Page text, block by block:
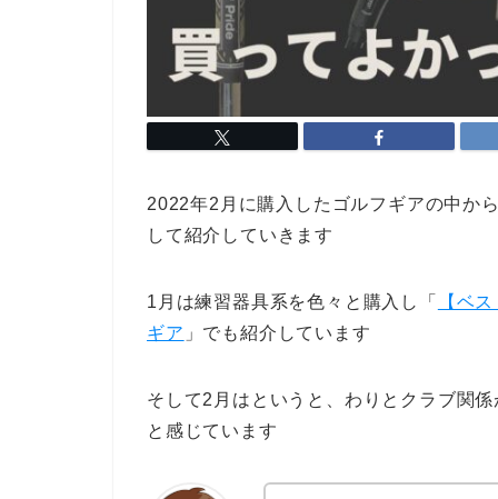
2022年2月に購入したゴルフギアの中か
して紹介していきます
1月は練習器具系を色々と購入し「
【ベ
ギア 」でも紹介しています
そして2月はというと、わりとクラブ関
と感じています